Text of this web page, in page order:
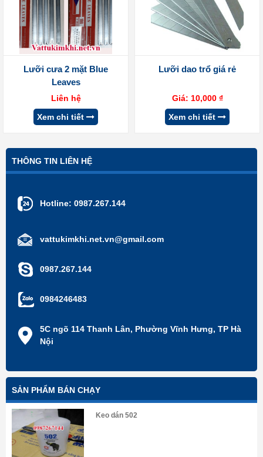
Lưỡi cưa 2 mặt Blue
Leaves
Liên hệ
Xem chi tiết
Lưỡi dao trổ giá rẻ
Giá: 10,000 ₫
Xem chi tiết
THÔNG TIN LIÊN HỆ
Hotline: 0987.267.144
vattukimkhi.net.vn@gmail.com
0987.267.144
0984246483
5C ngõ 114 Thanh Lân, Phường Vĩnh Hưng, TP Hà
Nội
SẢN PHẨM BÁN CHẠY
Keo dán 502